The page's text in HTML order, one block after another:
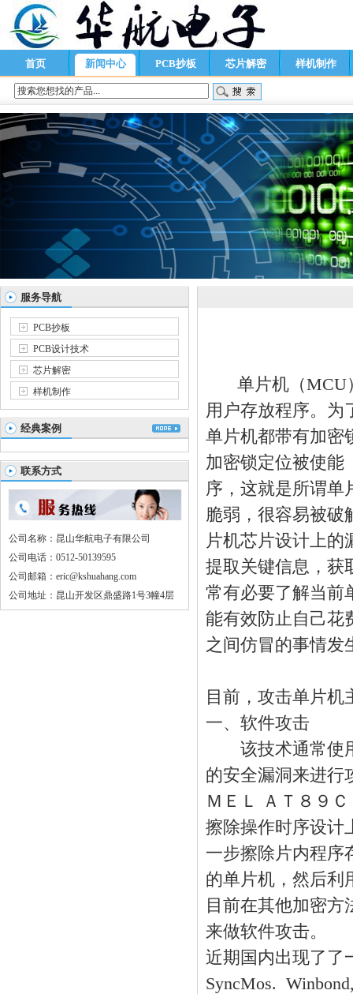
首页 新闻中心 PCB抄板 芯片解密 样机制作
服务导航
PCB抄板
PCB设计技术
芯片解密
样机制作
经典案例
联系方式
公司名称：昆山华航电子有限公司
公司电话：0512-50139595
公司邮箱：eric@kshuahang.com
公司地址：昆山开发区鼎盛路1号3幢4层
单片机（MCU
用户存放程序。为
单片机都带有加密
加密锁定位被使能
序，这就是所谓单
脆弱，很容易被破
片机芯片设计上的
提取关键信息，获
常有必要了解当前
能有效防止自己花
之间仿冒的事情发
目前，攻击单片机
一、软件攻击
该技术通常使用
的安全漏洞来进行
ＭＥＬ ＡＴ８９
擦除操作时序设计
一步擦除片内程序
的单片机，然后利
目前在其他加密
来做软件攻击。
近期国内出现了了
SyncMos.